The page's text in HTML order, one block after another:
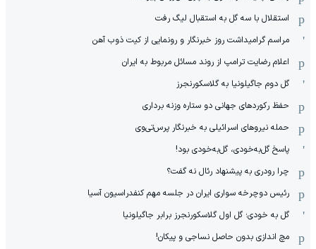
استقلال با سه گل به استقبال لیگ رفت
مراسم گرامیداشت روز خبرنگار و رونمایی از کیت ذوب آهن
اعلام رضایت ترامپ از روند مسائل مربوط به ایران
گل دوم جاگیلونیا به گلاسکورنجرز
حفظ رکوردهای جهانی دو ستاره وزنه برداری
حمله نیروهای اسرائیلی به خبرنگار پرس‌تی‌وی
پاسخ گل‌به‌خودی، گل‌به‌خودی بود!
چرا رودری به پیشنهاد رئال نه گفت؟
رئیس دوچرخه سواری ایران در جلسه مهم کنفدراسیون آسیا
گل به خودی؛ گل اول گلاسکورنجرز برابر جاگیلونیا
مچ اندازی بدون حاصل نساجی و پیکان!